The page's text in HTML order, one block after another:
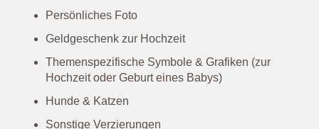
Name
Datum
Spruch & Gruß
Glückwunsch
Geburtsdaten eines Babys (Datum, Gewicht,
Uhrzeit, Körpergröße etc.)